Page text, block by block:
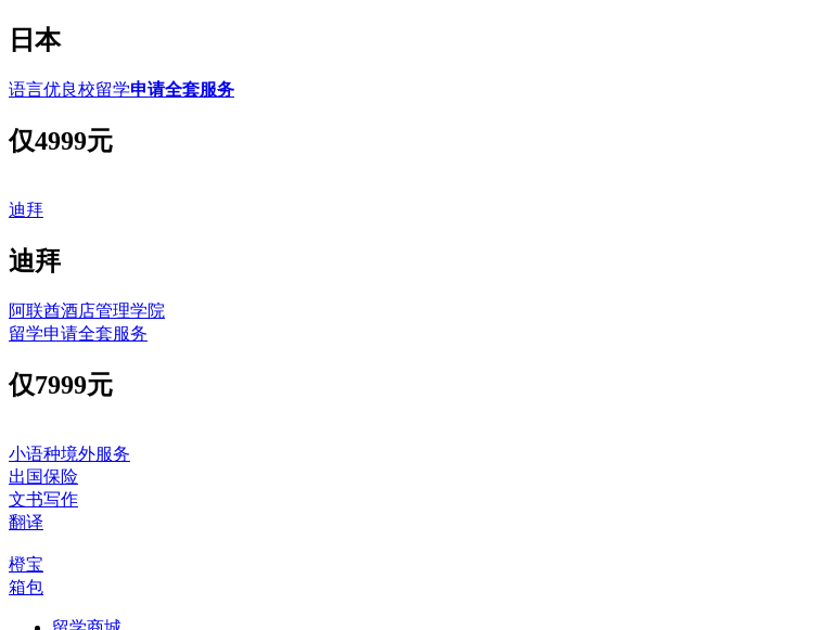
日本
语言优良校留学申请全套服务
仅4999元
迪拜
迪拜
阿联酋酒店管理学院
留学申请全套服务
仅7999元
小语种境外服务
出国保险
文书写作
翻译
橙宝
箱包